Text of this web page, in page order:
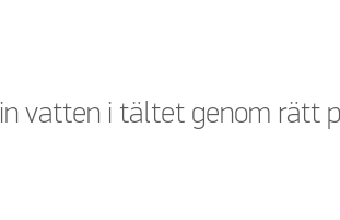
vatten i tältet genom rätt